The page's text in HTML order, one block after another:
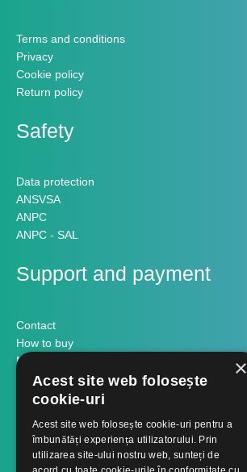
Terms and conditions
Privacy
Cookie policy
Return policy
Safety
Data protection
ANSVSA
ANPC
ANPC - SAL
Support and payment
Contact
How to buy
Methods of payment
Formular retur
Contact
About us
×
Acest site web folosește
cookie-uri
Acest site web folosește cookie-uri pentru a
îmbunătăți experiența utilizatorului. Prin
utilizarea site-ului nostru web, sunteți de